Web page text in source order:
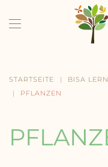
Skip to main
STARTSEITE BISA
PFLANZEN